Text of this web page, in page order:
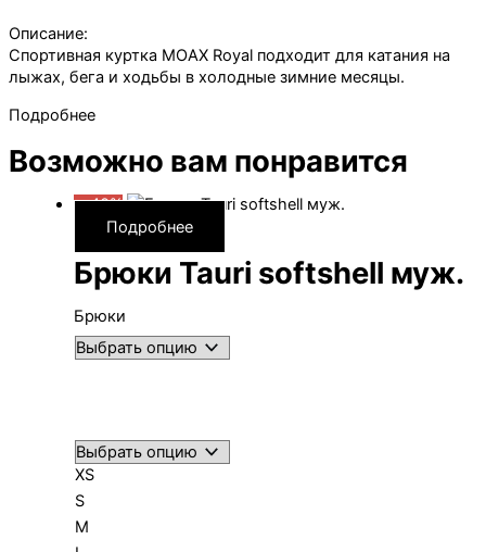
Описание:
Спортивная куртка MOAX Royal подходит для катания на
лыжах, бега и ходьбы в холодные зимние месяцы.
Подробнее
Возможно вам понравится
—40%
Подробнее
Брюки Tauri softshell муж.
Брюки
XS
S
M